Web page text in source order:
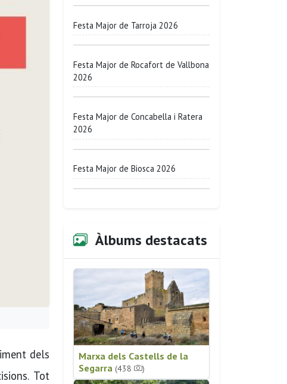
dels
Tot
Festa Major de Tarroja 2026
Festa Major de Rocafort de Vallbona
2026
Festa Major de Concabella i Ratera
2026
Festa Major de Biosca 2026
Àlbums destacats
Marxa dels Castells de la
Segarra (438 )